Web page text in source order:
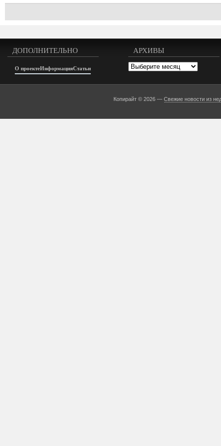
ДОПОЛНИТЕЛЬНО
О проектеИнформацияСтатьи
АРХИВЫ
Архивы
Копирайт © 2026 —Свежие новости из